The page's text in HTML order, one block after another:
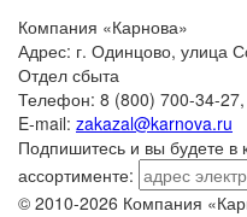
Компания «Карнова»
Адрес: г. Одинцово, улица
Отдел сбыта
Телефон: 8 (800) 700-34-
E-mail: zakazal@karnova.ru
Подпишитесь и вы будете в
ассортименте:
© 2010-2026 Компания